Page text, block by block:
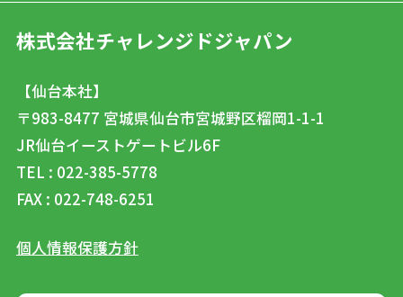
株式会社チャレンジドジャパン
【仙台本社】
〒983-8477 宮城県仙台市宮城野区榴岡1-1-1
JR仙台イーストゲートビル6F
TEL : 022-385-5778
FAX : 022-748-6251
個人情報保護方針